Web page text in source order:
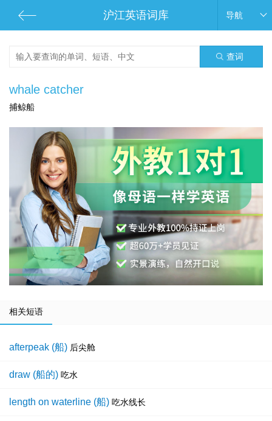
沪江英语词库 导航
查词
whale catcher
捕鲸船
相关短语
afterpeak (船) 后尖舱
draw (船的) 吃水
length on waterline (船) 吃水线长